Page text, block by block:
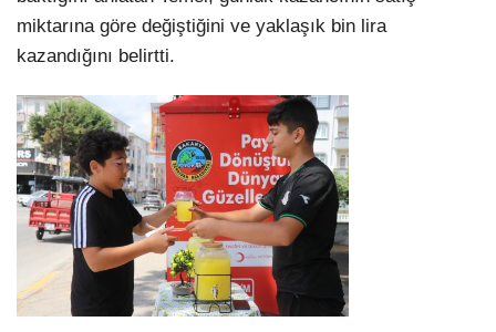
miktarına göre değiştiğini ve yaklaşık bin lira
kazandığını belirtti.